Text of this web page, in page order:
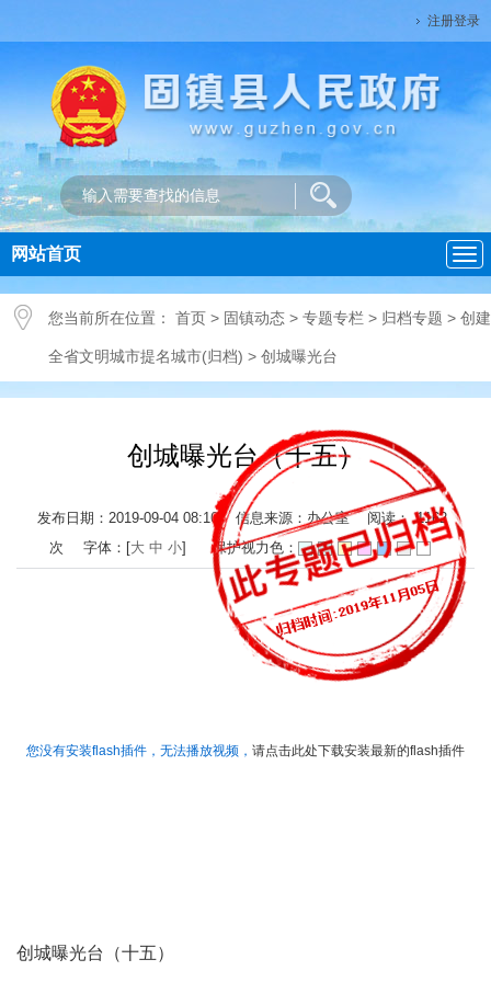
注册登录
导
航
网站首页
您当前所在位置： 首页 > 固镇动态 > 专题专栏 > 归档专题 > 创建
全省文明城市提名城市(归档) > 创城曝光台
创城曝光台（十五）
发布日期：2019-09-04 08:16 信息来源：办公室 阅读： 1162
次
字体：[大 中 小] 保护视力色：
您没有安装flash插件，无法播放视频， 请点击此处下载安装最新的flash插件
创城曝光台（十五）